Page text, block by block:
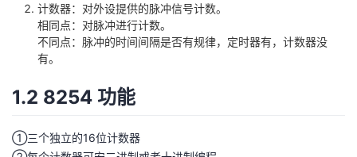
我
的
博
客
我
的
论
我
的
我
计数器：对外设提供的脉冲信号计数。
相同点：对脉冲进行计数。
不同点：脉冲的时间间隔是否有规律，定时器有，计数器没
有。
1.2 8254 功能
①三个独立的16位计数器